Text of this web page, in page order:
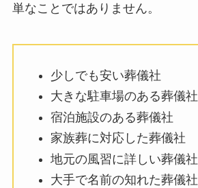
単なことではありません。
少しでも安い葬儀社
大きな駐車場のある葬儀社
宿泊施設のある葬儀社
家族葬に対応した葬儀社
地元の風習に詳しい葬儀社
大手で名前の知れた葬儀社